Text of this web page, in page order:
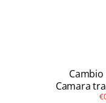
Cambio
Camara